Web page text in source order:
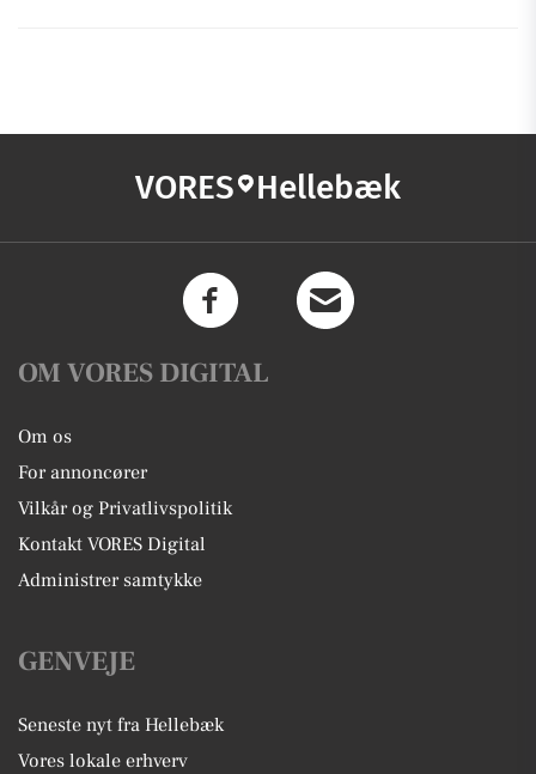
VORES Hellebæk
OM VORES DIGITAL
Om os
For annoncører
Vilkår og Privatlivspolitik
Kontakt VORES Digital
Administrer samtykke
GENVEJE
Seneste nyt fra Hellebæk
Vores lokale erhverv